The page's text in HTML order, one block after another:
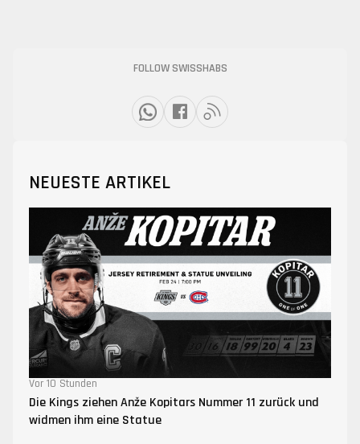
FOLLOW SWISSHABS
NEUESTE ARTIKEL
Vor 10 Stunden
Die Kings ziehen Anže Kopitars Nummer 11 zurück und
widmen ihm eine Statue